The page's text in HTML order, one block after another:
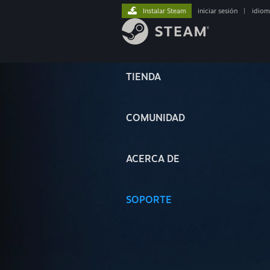
TIENDA
COMUNIDAD
ACERCA DE
SOPORTE
Instalar Steam iniciar sesión